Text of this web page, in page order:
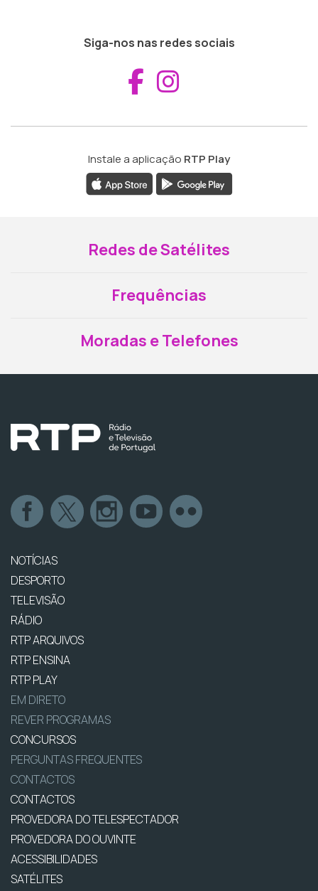
Siga-nos nas redes sociais
Aceder ao
Instale a aplicação RTP Play
Redes de Satélites
Frequências
Moradas e Telefones
NOTÍCIAS
DESPORTO
TELEVISÃO
RÁDIO
RTP ARQUIVOS
RTP ENSINA
RTP PLAY
EM DIRETO
REVER PROGRAMAS
CONCURSOS
PERGUNTAS FREQUENTES
CONTACTOS
CONTACTOS
PROVEDORA DO TELESPECTADOR
PROVEDORA DO OUVINTE
ACESSIBILIDADES
SATÉLITES